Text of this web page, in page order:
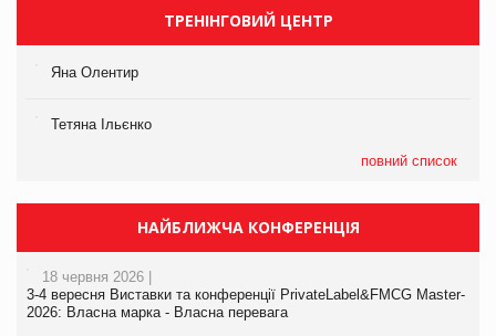
ТРЕНІНГОВИЙ ЦЕНТР
Яна Олентир
Тетяна Ільєнко
повний список
НАЙБЛИЖЧА КОНФЕРЕНЦІЯ
18 червня 2026 |
3-4 вересня Виставки та конференції PrivateLabel&FMCG Master-
2026: Власна марка - Власна перевага